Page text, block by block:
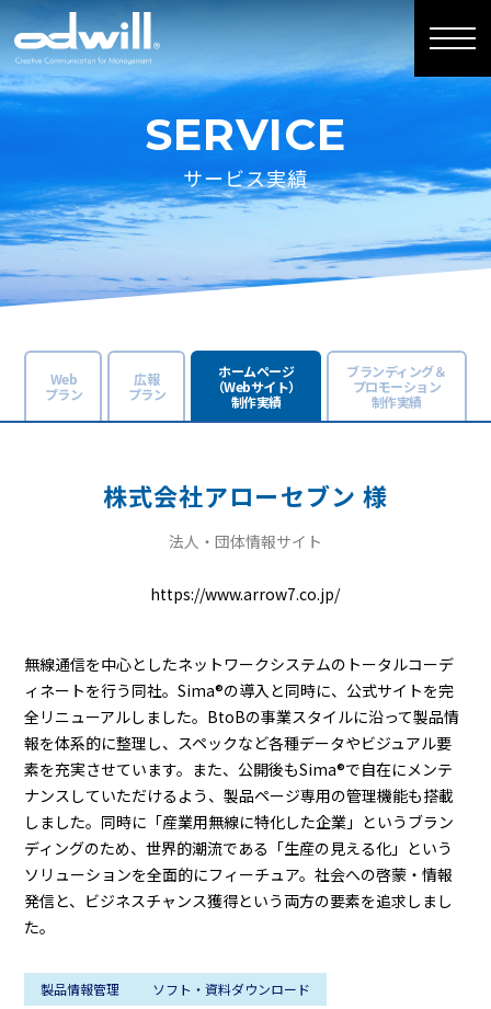
SERVICE
サービス実績
Web
プラン
広報
プラン
ホームページ
（Webサイト）
制作実績
ブランディング＆
プロモーション
制作実績
株式会社アローセブン 様
法人・団体情報サイト
https://www.arrow7.co.jp/
無線通信を中心としたネットワークシステムのトータルコーデ
ィネートを行う同社。Sima®の導入と同時に、公式サイトを完
全リニューアルしました。BtoBの事業スタイルに沿って製品情
報を体系的に整理し、スペックなど各種データやビジュアル要
素を充実させています。また、公開後もSima®で自在にメンテ
ナンスしていただけるよう、製品ページ専用の管理機能も搭載
しました。同時に「産業用無線に特化した企業」というブラン
ディングのため、世界的潮流である「生産の見える化」という
ソリューションを全面的にフィーチュア。社会への啓蒙・情報
発信と、ビジネスチャンス獲得という両方の要素を追求しまし
た。
製品情報管理 ソフト・資料ダウンロード